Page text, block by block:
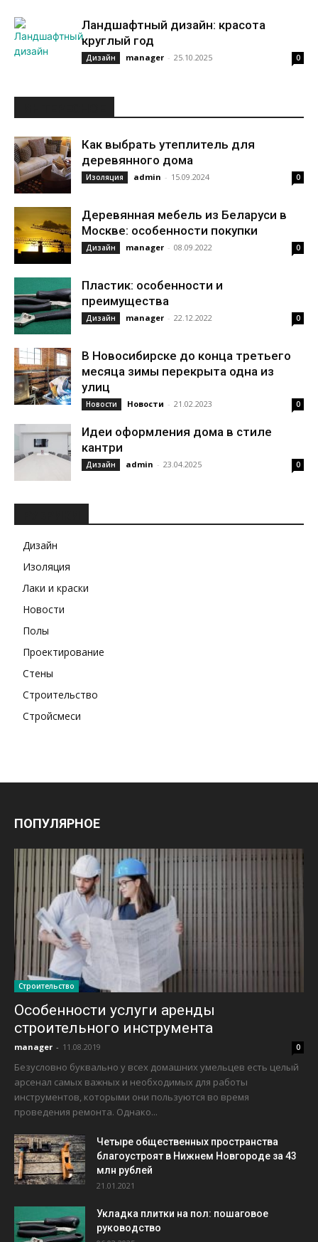
Ландшафтный дизайн: красота
круглый год
Дизайн manager - 25.10.2025 0
Как выбрать утеплитель для
деревянного дома
Изоляция admin - 15.09.2024 0
Деревянная мебель из Беларуси в
Москве: особенности покупки
Дизайн manager - 08.09.2022 0
Пластик: особенности и
преимущества
Дизайн manager - 22.12.2022 0
В Новосибирске до конца третьего
месяца зимы перекрыта одна из
улиц
Новости Новости - 21.02.2023 0
Идеи оформления дома в стиле
кантри
Дизайн admin - 23.04.2025 0
Дизайн
Изоляция
Лаки и краски
Новости
Полы
Проектирование
Стены
Строительство
Стройсмеси
ПОПУЛЯРНОЕ
Строительство
Особенности услуги аренды
строительного инструмента
manager - 11.08.2019 0
Безусловно буквально у всех домашних умельцев есть целый
арсенал самых важных и необходимых для работы
инструментов, которыми они пользуются во время
проведения ремонта. Однако...
Четыре общественных пространства
благоустроят в Нижнем Новгороде за 43
млн рублей
21.01.2021
Укладка плитки на пол: пошаговое
руководство